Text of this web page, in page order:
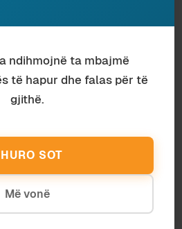
posts sent to your email.
ndihmojnë ta mbajmë
të hapur dhe falas për të
gjithë.
SOT
Më vonë